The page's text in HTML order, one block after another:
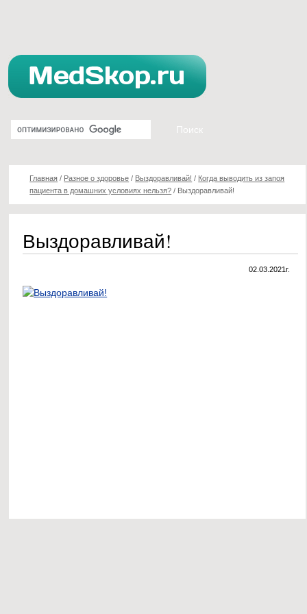
Главная / Разное о здоровье / Выздоравливай! / Когда выводить из запоя
пациента в домашних условиях нельзя? / Выздоравливай!
Выздоравливай!
02.03.2021г.